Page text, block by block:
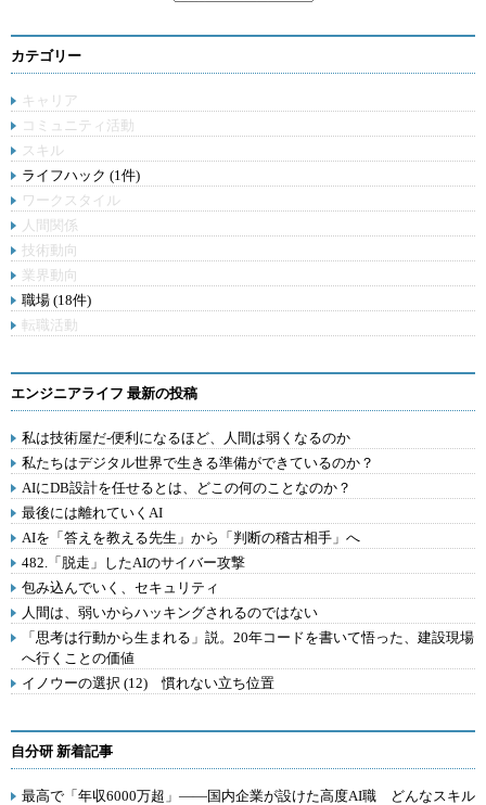
カテゴリー
キャリア
コミュニティ活動
スキル
ライフハック (1件)
ワークスタイル
人間関係
技術動向
業界動向
職場 (18件)
転職活動
エンジニアライフ 最新の投稿
私は技術屋だ-便利になるほど、人間は弱くなるのか
私たちはデジタル世界で生きる準備ができているのか？
AIにDB設計を任せるとは、どこの何のことなのか？
最後には離れていくAI
AIを「答えを教える先生」から「判断の稽古相手」へ
482.「脱走」したAIのサイバー攻撃
包み込んでいく、セキュリティ
人間は、弱いからハッキングされるのではない
「思考は行動から生まれる」説。20年コードを書いて悟った、建設現場
へ行くことの価値
イノウーの選択 (12) 慣れない立ち位置
自分研 新着記事
最高で「年収6000万超」――国内企業が設けた高度AI職 どんなスキル